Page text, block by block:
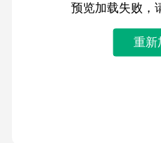
预览加载失败，
重新